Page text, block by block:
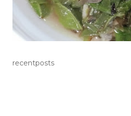
recentposts